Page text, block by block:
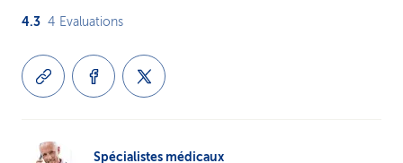
4.3 4 Evaluations
Spécialistes médicaux